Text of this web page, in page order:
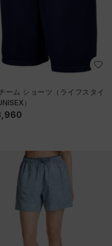
ーム ショーツ（ライフスタイ
）